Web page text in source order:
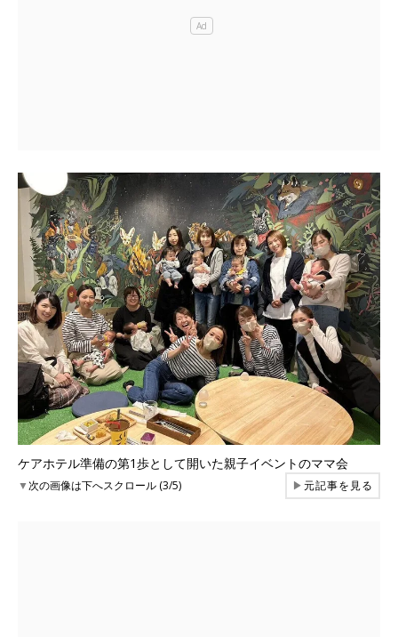
ケアホテル準備の第1歩として開いた親子イベントのママ会
▼次の画像は下へスクロール (3/5) ▶元記事を見る